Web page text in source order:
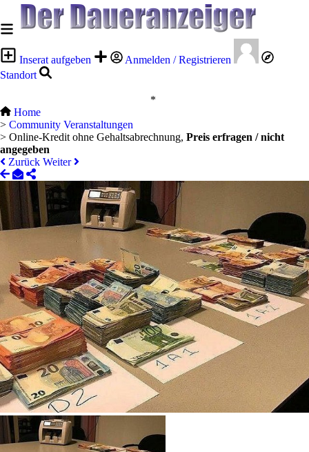
Inserat aufgeben
Anmelden / Registrieren
Standort
*
Home
> Community Veranstaltungen
> Online-Kredit ohne Gehaltsabrechnung, Preis erfragen / nicht
angegeben
Zurück Weiter